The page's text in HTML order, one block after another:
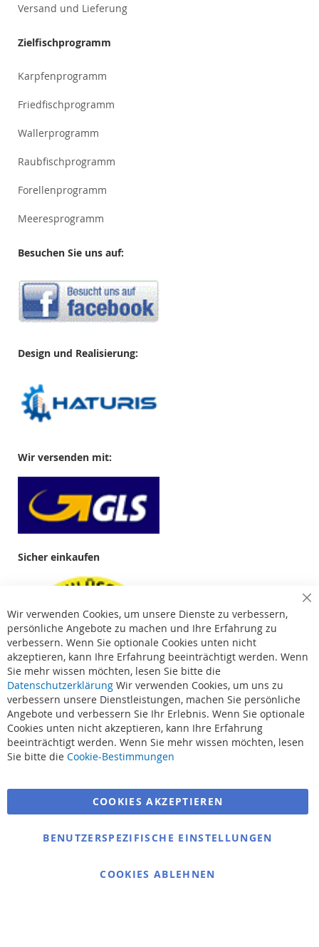
Versand und Lieferung
Zielfischprogramm
Karpfenprogramm
Friedfischprogramm
Wallerprogramm
Raubfischprogramm
Forellenprogramm
Meeresprogramm
Besuchen Sie uns auf:
Design und Realisierung:
Wir versenden mit:
Sicher einkaufen
Suchbegriffe
Bestellungen und Rücksendungen
Kontaktieren Sie uns
Cookie Einstellungen
Wir verwenden Cookies, um unsere Dienste zu verbessern,
persönliche Angebote zu machen und Ihre Erfahrung zu
verbessern. Wenn Sie optionale Cookies unten nicht
akzeptieren, kann Ihre Erfahrung beeinträchtigt werden. Wenn
Sie mehr wissen möchten, lesen Sie bitte die
Datenschutzerklärung Wir verwenden Cookies, um uns zu
verbessern unsere Dienstleistungen, machen Sie persönliche
Angebote und verbessern Sie Ihr Erlebnis. Wenn Sie optionale
Cookies unten nicht akzeptieren, kann Ihre Erfahrung
beeinträchtigt werden. Wenn Sie mehr wissen möchten, lesen
Sie bitte die Cookie-Bestimmungen
COOKIES AKZEPTIEREN
BENUTZERSPEZIFISCHE EINSTELLUNGEN
COOKIES ABLEHNEN